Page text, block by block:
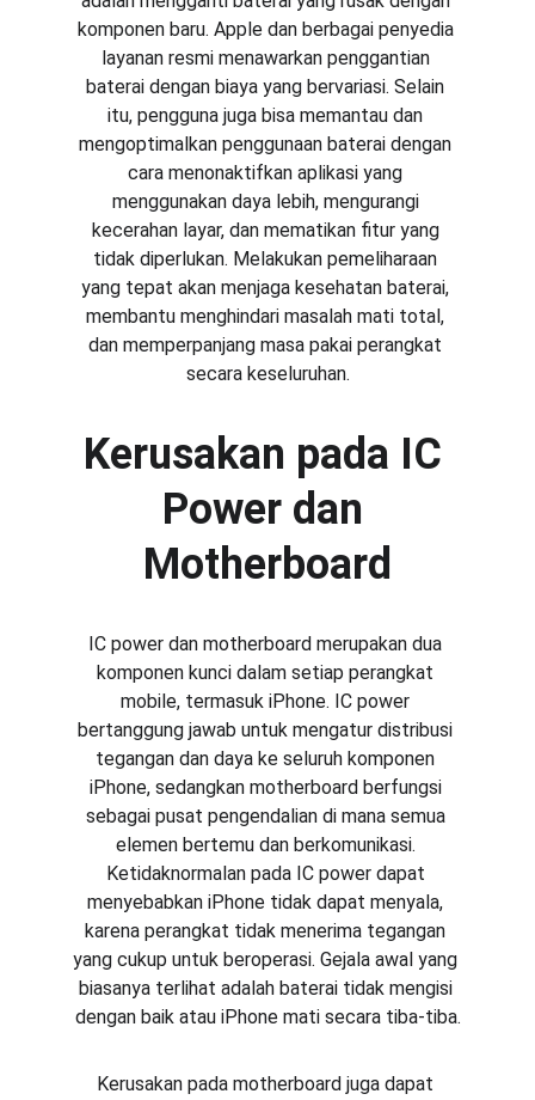
komponen baru. Apple dan berbagai penyedia
layanan resmi menawarkan penggantian
baterai dengan biaya yang bervariasi. Selain
itu, pengguna juga bisa memantau dan
mengoptimalkan penggunaan baterai dengan
cara menonaktifkan aplikasi yang
menggunakan daya lebih, mengurangi
kecerahan layar, dan mematikan fitur yang
tidak diperlukan. Melakukan pemeliharaan
yang tepat akan menjaga kesehatan baterai,
membantu menghindari masalah mati total,
dan memperpanjang masa pakai perangkat
secara keseluruhan.
Kerusakan pada IC
Power dan
Motherboard
IC power dan motherboard merupakan dua
komponen kunci dalam setiap perangkat
mobile, termasuk iPhone. IC power
bertanggung jawab untuk mengatur distribusi
tegangan dan daya ke seluruh komponen
iPhone, sedangkan motherboard berfungsi
sebagai pusat pengendalian di mana semua
elemen bertemu dan berkomunikasi.
Ketidaknormalan pada IC power dapat
menyebabkan iPhone tidak dapat menyala,
karena perangkat tidak menerima tegangan
yang cukup untuk beroperasi. Gejala awal yang
biasanya terlihat adalah baterai tidak mengisi
dengan baik atau iPhone mati secara tiba-tiba.
Kerusakan pada motherboard juga dapat